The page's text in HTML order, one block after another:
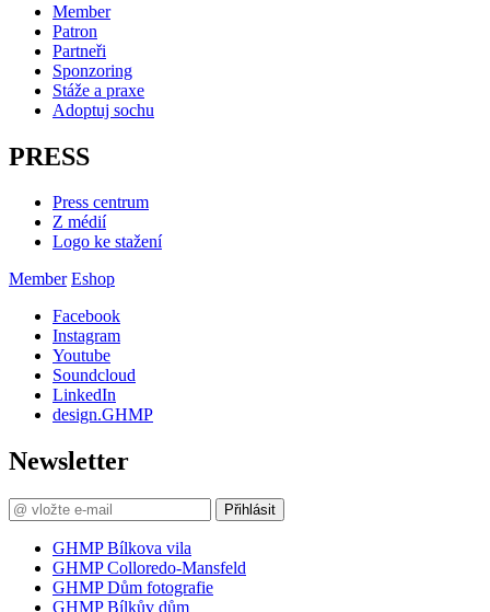
Member
Patron
Partneři
Sponzoring
Stáže a praxe
Adoptuj sochu
PRESS
Press centrum
Z médií
Logo ke stažení
Member Eshop
Facebook
Instagram
Youtube
Soundcloud
LinkedIn
design.GHMP
Newsletter
Přihlásit
GHMP Bílkova vila
GHMP Colloredo-Mansfeld
GHMP Dům fotografie
GHMP Bílkův dům